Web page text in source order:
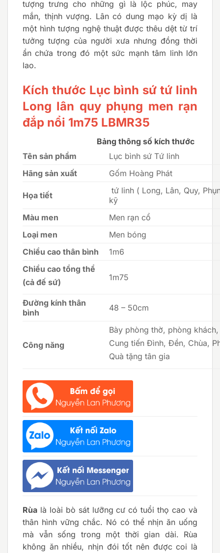
tượng trưng cho những gì là lộc phúc, may
mắn, thịnh vượng. Lân có dung mạo kỳ dị là
một hình tượng nghệ thuật được thêu dệt từ trí
tưởng tượng của người xưa nhưng đồng thời
ẩn chứa trong đó một sức mạnh tâm linh lớn
lao.
Kích thước Lục bình sứ tứ linh
Long lân quy phụng men rạn
đắp nổi 1m75 LBMR35
Bảng thông số kích thước
Tên sản phẩm
Lục bình sứ Tứ linh
Hãng sản xuất
Gốm Hoàng Phát
Họa tiết
tứ linh ( Long, Lân, Quy,
kỹ
Màu men
Men rạn cổ
Loại men
Men bóng
Chiều cao thân bình
1m6
Chiều cao tổng thể
(cả đế sứ)
1m75
Đường kính thân
bình
48 – 50cm
Công năng
Bày phòng thờ, phòng
Cung tiến Đình, Đền, Chùa,
Quà tặng tân gia
Rùa là loài bò sát lưỡng cư có tuổi thọ cao và
thân hình vững chắc. Nó có thể nhịn ăn uống
mà vẫn sống trong một thời gian dài. Rùa
không ăn nhiều, nhịn đói tốt nên được coi là